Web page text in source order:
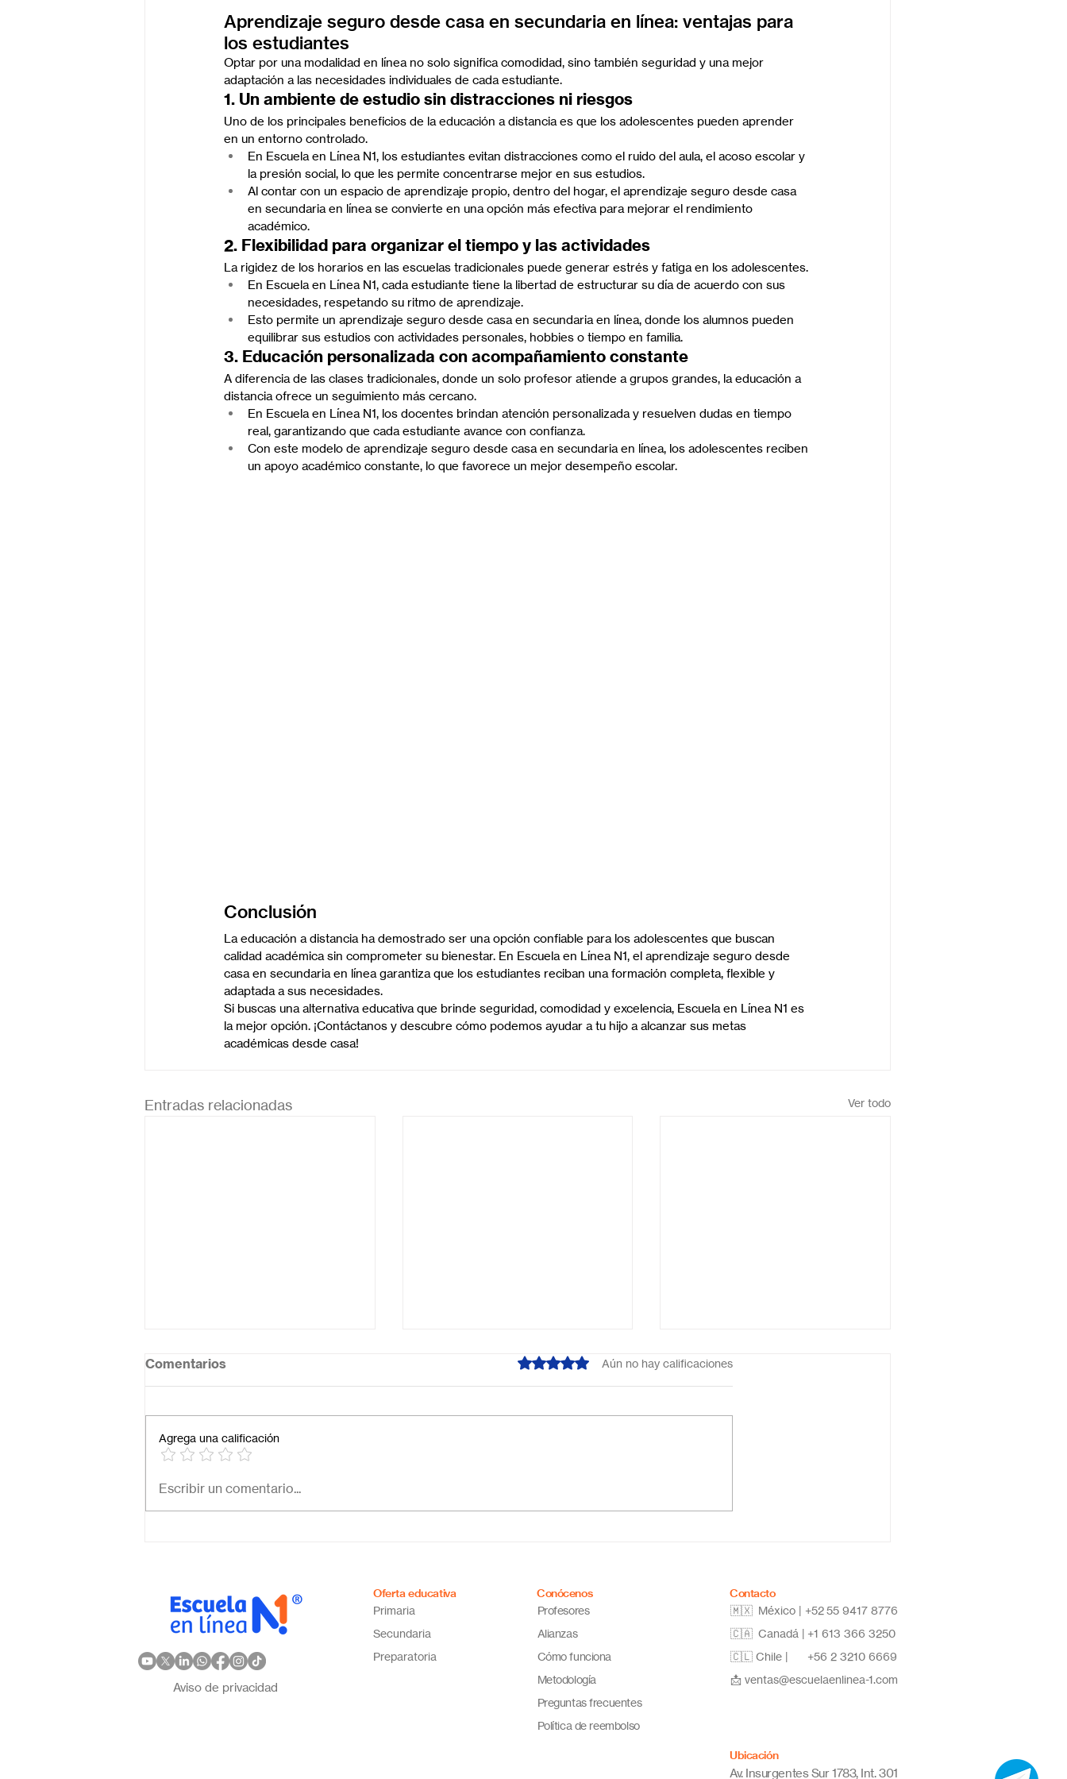
Aprendizaje seguro desde casa en secundaria en línea: ventajas para
los estudiantes
Optar por una modalidad en línea no solo significa comodidad, sino también seguridad y una mejor
adaptación a las necesidades individuales de cada estudiante.
1. Un ambiente de estudio sin distracciones ni riesgos
Uno de los principales beneficios de la educación a distancia es que los adolescentes pueden aprender
en un entorno controlado.
En Escuela en Línea N1, los estudiantes evitan distracciones como el ruido del aula, el acoso escolar y
la presión social, lo que les permite concentrarse mejor en sus estudios.
Al contar con un espacio de aprendizaje propio, dentro del hogar, el aprendizaje seguro desde casa
en secundaria en línea se convierte en una opción más efectiva para mejorar el rendimiento
académico.
2. Flexibilidad para organizar el tiempo y las actividades
La rigidez de los horarios en las escuelas tradicionales puede generar estrés y fatiga en los adolescentes.
En Escuela en Línea N1, cada estudiante tiene la libertad de estructurar su día de acuerdo con sus
necesidades, respetando su ritmo de aprendizaje.
Esto permite un aprendizaje seguro desde casa en secundaria en línea, donde los alumnos pueden
equilibrar sus estudios con actividades personales, hobbies o tiempo en familia.
3. Educación personalizada con acompañamiento constante
A diferencia de las clases tradicionales, donde un solo profesor atiende a grupos grandes, la educación a
distancia ofrece un seguimiento más cercano.
En Escuela en Línea N1, los docentes brindan atención personalizada y resuelven dudas en tiempo
real, garantizando que cada estudiante avance con confianza.
Con este modelo de aprendizaje seguro desde casa en secundaria en línea, los adolescentes reciben
un apoyo académico constante, lo que favorece un mejor desempeño escolar.
Conclusión
La educación a distancia ha demostrado ser una opción confiable para los adolescentes que buscan
calidad académica sin comprometer su bienestar. En Escuela en Línea N1, el aprendizaje seguro desde
casa en secundaria en línea garantiza que los estudiantes reciban una formación completa, flexible y
adaptada a sus necesidades.
Si buscas una alternativa educativa que brinde seguridad, comodidad y excelencia, Escuela en Línea N1 es
la mejor opción. ¡Contáctanos y descubre cómo podemos ayudar a tu hijo a alcanzar sus metas
académicas desde casa!
Entradas relacionadas Ver todo
Necesito una secundaria
Comentarios Obtuvo 0 de 5 estrellas.Aún no hay calificaciones
Agrega una calificación
Escribir un comentario...
Aviso de privacidad
Oferta educativa
Primaria
Secundaria
Preparatoria
Conócenos
Profesores
Alianzas
Cómo funciona
Metodología
Preguntas frecuentes
Política de reembolso
Contacto
🇲🇽 México | +5255 9417 8776
🇨🇦 Canadá | +1 613 366 3250
🇨🇱 Chile | +56 2 3210 6669
📩 ventas@escuelaenlinea-1.com
Ubicación
Av. Insurgentes Sur 1783, Int. 301